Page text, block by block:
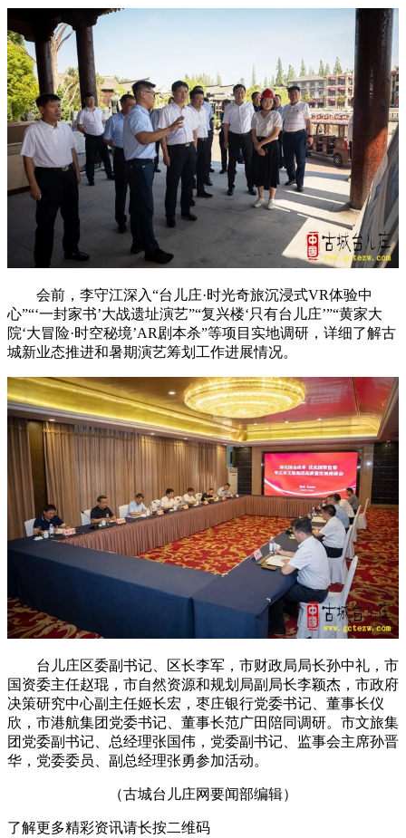
会前，李守江深入“台儿庄·时光奇旅沉浸式VR体验中
心”“‘一封家书’大战遗址演艺”“复兴楼‘只有台儿庄’”“黄家大
院‘大冒险·时空秘境’AR剧本杀”等项目实地调研，详细了解古
城新业态推进和暑期演艺筹划工作进展情况。
台儿庄区委副书记、区长李军，市财政局局长孙中礼，市
国资委主任赵琨，市自然资源和规划局副局长李颖杰，市政府
决策研究中心副主任姬长宏，枣庄银行党委书记、董事长仪
欣，市港航集团党委书记、董事长范广田陪同调研。市文旅集
团党委副书记、总经理张国伟，党委副书记、监事会主席孙晋
华，党委委员、副总经理张勇参加活动。
（古城台儿庄网要闻部编辑）
了解更多精彩资讯请长按二维码